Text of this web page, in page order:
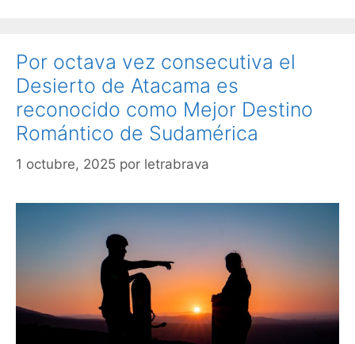
Por octava vez consecutiva el
Desierto de Atacama es
reconocido como Mejor Destino
Romántico de Sudamérica
1 octubre, 2025 por letrabrava